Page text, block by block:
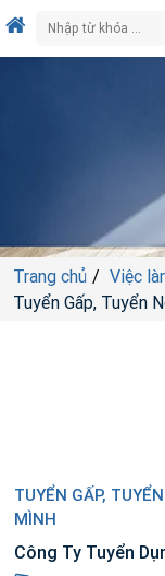
Trang chủ
Việc
Tuyển Gấp, Tuyển
TUYỂN GẤP,
MÌNH
Công Ty Tuyển